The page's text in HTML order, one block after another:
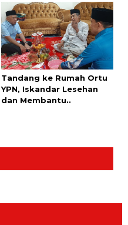
Tandang ke Rumah Ortu
YPN, Iskandar Lesehan
dan Membantu..